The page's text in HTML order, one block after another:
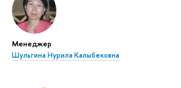
Менеджер
Шульгина Нурила Калыбековна